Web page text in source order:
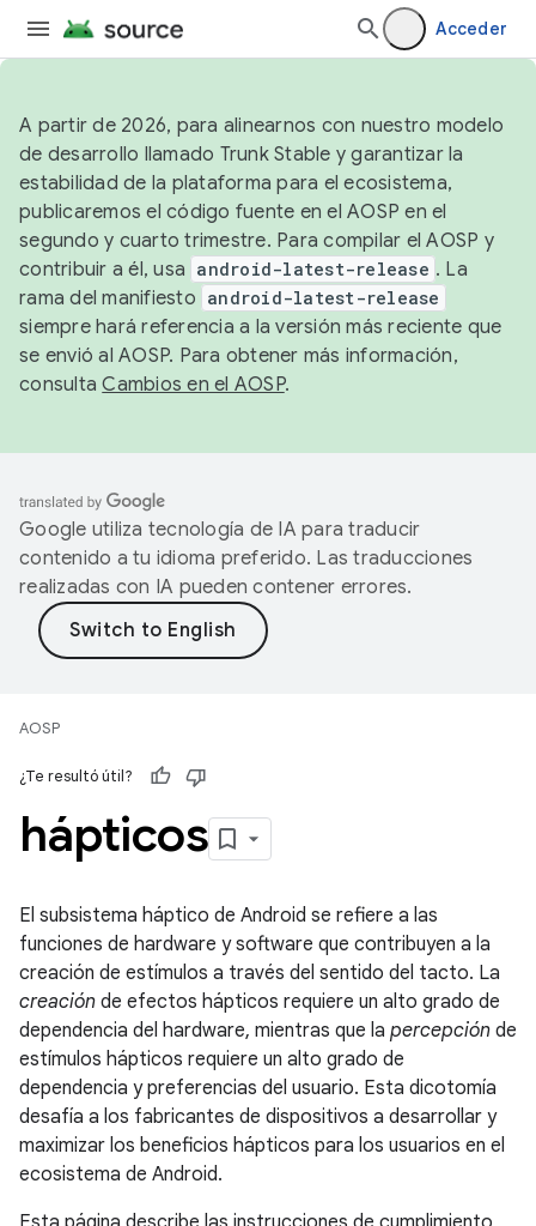
Acceder
A partir de 2026, para alinearnos con nuestro modelo
de desarrollo llamado Trunk Stable y garantizar la
estabilidad de la plataforma para el ecosistema,
publicaremos el código fuente en el AOSP en el
segundo y cuarto trimestre. Para compilar el AOSP y
contribuir a él, usa android-latest-release . La
rama del manifiesto android-latest-release
siempre hará referencia a la versión más reciente que
se envió al AOSP. Para obtener más información,
consultaCambios en el AOSP.
Google utiliza tecnología de IA para traducir
contenido a tu idioma preferido. Las traducciones
realizadas con IA pueden contener errores.
AOSP
¿Te resultó útil?
hápticos
El subsistema háptico de Android se refiere a las
funciones de hardware y software que contribuyen a la
creación de estímulos a través del sentido del tacto. La
creación de efectos hápticos requiere un alto grado de
dependencia del hardware, mientras que la percepción de
estímulos hápticos requiere un alto grado de
dependencia y preferencias del usuario. Esta dicotomía
desafía a los fabricantes de dispositivos a desarrollar y
maximizar los beneficios hápticos para los usuarios en el
ecosistema de Android.